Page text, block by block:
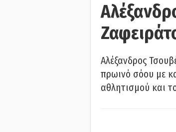
Αλέξανδρος
πρωινό σόου με
αθλητισμού και